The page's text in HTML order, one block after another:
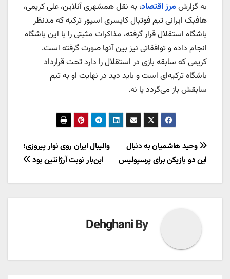
به گزارش مرز اقتصاد، به نقل همشهری آنلاین، علی کریمی،
هافبک ایرانی تیم فوتبال کایسری اسپور ترکیه که مدنظر
باشگاه استقلال قرار گرفته، مذاکرات مثبتی را با این باشگاه
انجام داده و توافقاتی نیز بین آنها صورت گرفته است.
کریمی که سابقه بازی در استقلال را دارد تحت قرارداد
باشگاه ترکیه‌ای است و باید دید در نهایت او به تیم
سابقش باز می‌گردد یا نه.
راهبری
نوشته
والیبال ایران روی نوار پیروزی؛
این‌بار نوبت آرژانتین بود
وحید هاشمیان به دنبال
این دو بازیکن برای پرسپولیس
By
Dehghani